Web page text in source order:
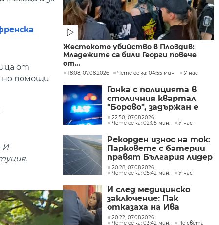
от
но помощи
И
Жестокото убийство в Пловдив:
Младежите са били Георги повече
от...
18:08, 07.08.2026 Чете се за: 04:55 мин. У нас
Гонка с полицията в
столичния квартал
"Борово", задържан е
мъж, у когото са
намерени 460 000 евро
22:50, 07.08.2026
Чете се за: 02:05 мин.
У нас
Рекорден износ на ток:
Парковете с батерии
правят България лидер
на пазара
20:28, 07.08.2026
Чете се за: 05:42 мин.
У нас
И след медицинско
заключение: Пак
отказаха на Ива
Михайлова да се лекува
20:22, 07.08.2026
Чете се за: 03:42 мин.
По света